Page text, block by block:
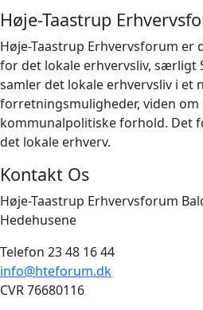
Høje-Taastrup
Høje-Taastrup Erhvervsforum
for det lokale erhvervsliv, særligt
samler det lokale erhvervsliv i et
forretningsmuligheder, viden om
kommunalpolitiske forhold. Det
det lokale erhverv.
Kontakt Os
Høje-Taastrup Erhvervsforum
Hedehusene
Telefon 23 48 16 44
info@hteforum.dk
CVR 76680116